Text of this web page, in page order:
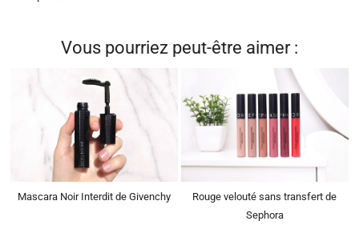
Vous pourriez peut-être aimer :
Mascara Noir Interdit de Givenchy
Rouge velouté sans transfert de
Sephora